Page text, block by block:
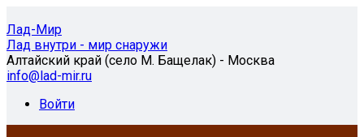
Лад-Мир
Лад внутри - мир снаружи
Алтайский край (село М. Бащелак) - Москва
info@lad-mir.ru
Войти